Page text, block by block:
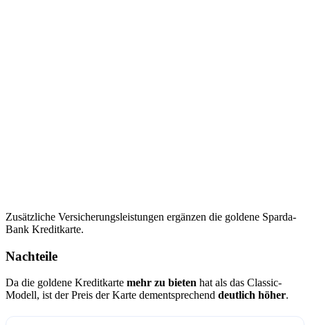
Zusätzliche Versicherungsleistungen ergänzen die goldene Sparda-
Bank Kreditkarte.
Nachteile
Da die goldene Kreditkarte mehr zu bieten hat als das Classic-
Modell, ist der Preis der Karte dementsprechend deutlich höher.